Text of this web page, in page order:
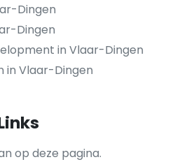
Dingen
Dingen
in Vlaar-Dingen
in Vlaar-Dingen
op deze pagina.